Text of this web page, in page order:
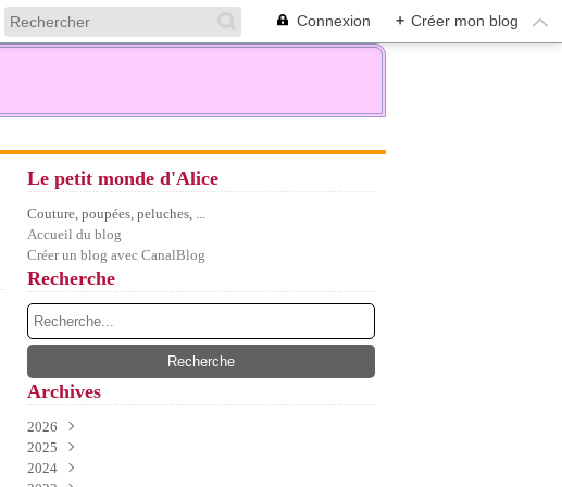
Connexion + Créer mon blog
Le petit monde d'Alice
Couture, poupées, peluches, ...
Accueil du blog
Créer un blog avec CanalBlog
Recherche
Archives
2026
Juillet
Juin
2025
Décembre
2024